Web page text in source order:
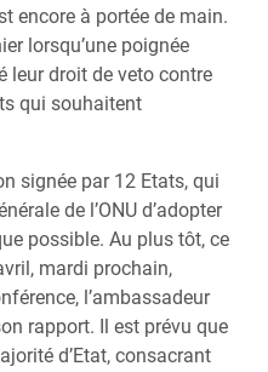
encore à portée de main.
lorsqu’une poignée
leur droit de veto contre
qui souhaitent
signée par 12 Etats, qui
de l’ONU d’adopter
possible. Au plus tôt, ce
mardi prochain,
l’ambassadeur
rapport. Il est prévu que
d’Etat, consacrant